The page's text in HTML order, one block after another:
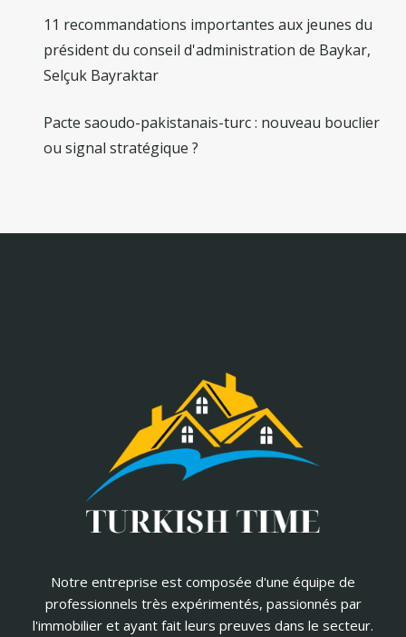
11 recommandations importantes aux jeunes du
président du conseil d'administration de Baykar,
Selçuk Bayraktar
Pacte saoudo-pakistanais-turc : nouveau bouclier
ou signal stratégique ?
Notre entreprise est composée d'une équipe de
professionnels très expérimentés, passionnés par
l'immobilier et ayant fait leurs preuves dans le secteur.